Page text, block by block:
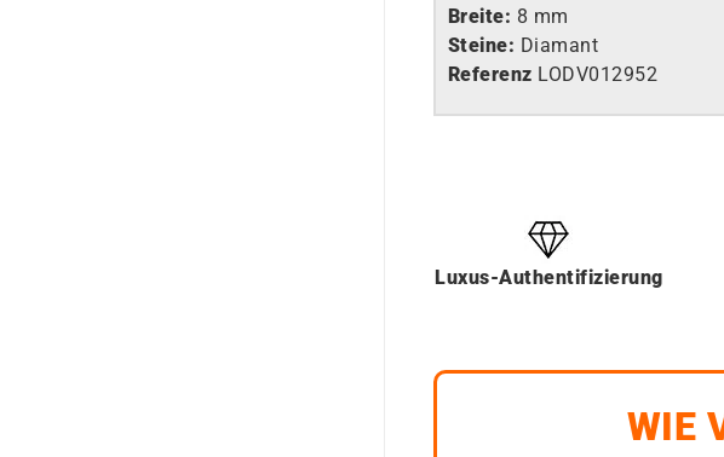
Breite: 8 mm
Steine: Diamant
Referenz LODV012952
Luxus-Authentifizierung
WIE